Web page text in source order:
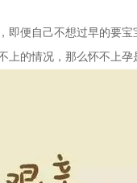
便自己不想过早的要宝
上的情况，那么怀不上